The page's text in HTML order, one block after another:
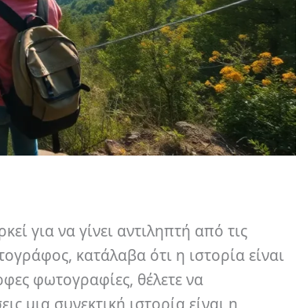
για να γίνει αντιληπτή από τις
κατάλαβα ότι η ιστορία είναι
φωτογραφίες, θέλετε να
μια συνεκτική ιστορία είναι η